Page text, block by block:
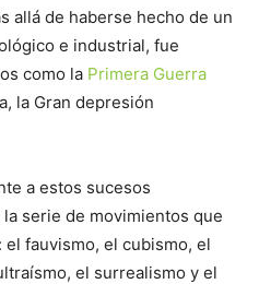
allá de haberse hecho de un
e industrial, fue
como la Primera Guerra
la Gran depresión
a estos sucesos
serie de movimientos que
fauvismo, el cubismo, el
el surrealismo y el